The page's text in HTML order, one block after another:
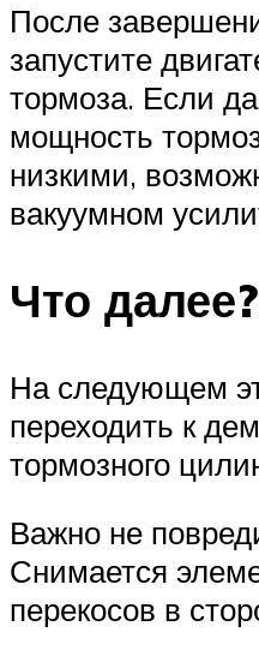
После
запустите
тормоза. Если
мощность
низкими,
вакуумном
Что далее?
На следующем
переходить к
тормозного
Важно не
Снимается
перекосов в